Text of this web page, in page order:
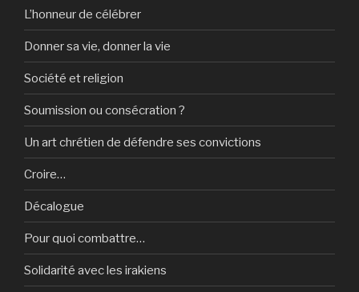
L’honneur de célébrer
Donner sa vie, donner la vie
Société et religion
Soumission ou consécration ?
Un art chrétien de défendre ses convictions
Croire…
Décalogue
Pour quoi combattre…
Solidarité avec les irakiens